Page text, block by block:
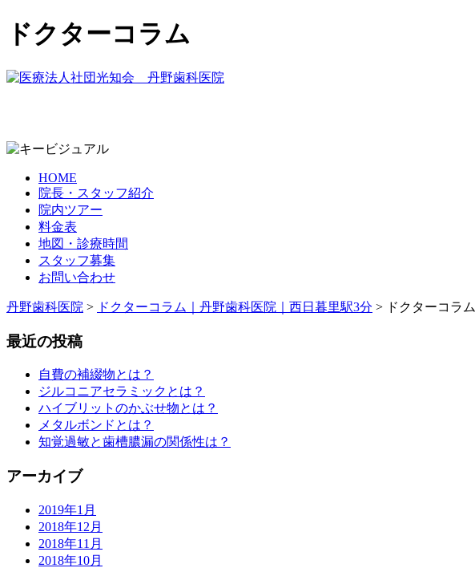
ドクターコラム
HOME
院長・スタッフ紹介
院内ツアー
料金表
地図・診療時間
スタッフ募集
お問い合わせ
丹野歯科医院 > ドクターコラム｜丹野歯科医院｜西日暮里駅3分 > ドクターコラム
最近の投稿
自費の補綴物とは？
ジルコニアセラミックとは？
ハイブリットのかぶせ物とは？
メタルボンドとは？
知覚過敏と歯槽膿漏の関係性は？
アーカイブ
2019年1月
2018年12月
2018年11月
2018年10月